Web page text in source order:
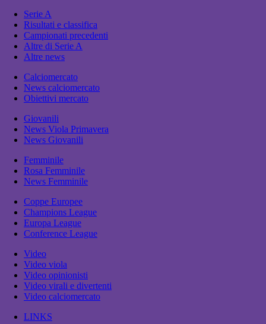
Serie A
Risultati e classifica
Campionati precedenti
Altre di Serie A
Altre news
Calciomercato
News calciomercato
Obiettivi mercato
Giovanili
News Viola Primavera
News Giovanili
Femminile
Rosa Femminile
News Femminile
Coppe Europee
Champions League
Europa League
Conference League
Video
Video viola
Video opinionisti
Video virali e divertenti
Video calciomercato
LINKS